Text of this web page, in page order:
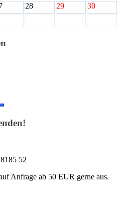
28 29
30
52
Anfrage ab 50 EUR gerne aus.